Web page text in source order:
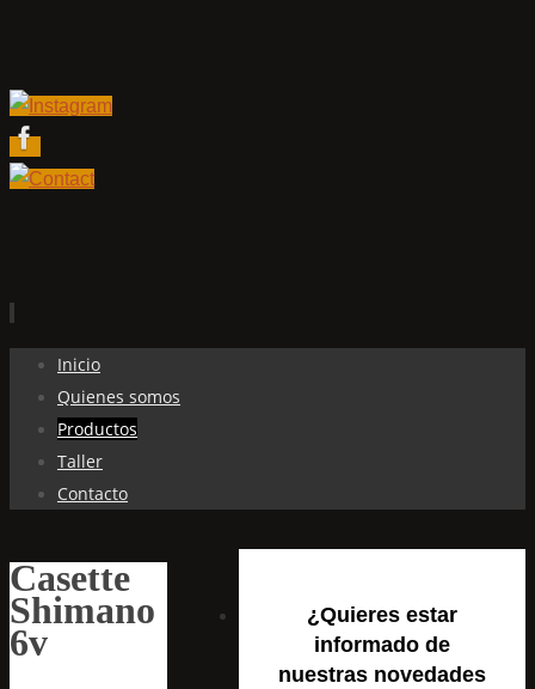
contenido
Inicio
Quienes somos
Productos
Taller
Contacto
Casette
Shimano
6v
¿Quieres estar
informado de
nuestras novedades